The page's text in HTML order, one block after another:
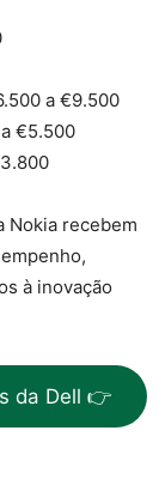
a €9.500
€5.500
Nokia recebem
à inovação
da Dell 👉